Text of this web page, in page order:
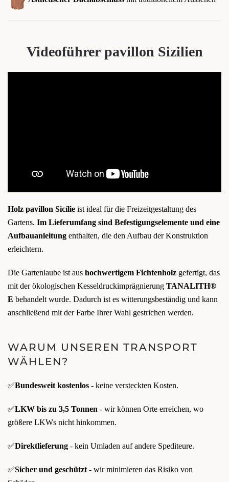
Videoführer pavillon Sizilien
Holz pavillon Sicílie ist ideal für die Freizeitgestaltung des
Gartens. Im Lieferumfang sind Befestigungselemente und eine
Aufbauanleitung enthalten, die den Aufbau der Konstruktion
erleichtern.
Die Gartenlaube ist aus hochwertigem Fichtenholz gefertigt, das
mit der ökologischen Kesseldruckimprägnierung TANALITH®
E behandelt wurde. Dadurch ist es witterungsbeständig und kann
anschließend mit der Farbe Ihrer Wahl gestrichen werden.
WARUM UNSEREN TRANSPORT
WÄHLEN?
✅Bundesweit kostenlos - keine versteckten Kosten.
✅LKW bis zu 3,5 Tonnen - wir können Orte erreichen, wo
größere LKWs nicht hinkommen.
✅Direktlieferung - kein Umladen auf andere Spediteure.
✅Sicher und geschützt - wir minimieren das Risiko von